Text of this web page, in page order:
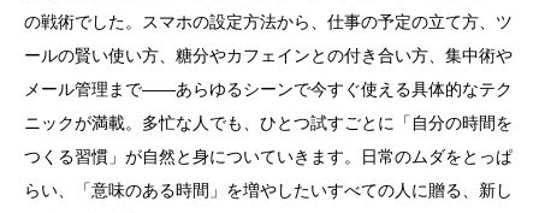
の戦術でした。スマホの設定方法から、仕事の予定の立て方、ツ
ールの賢い使い方、糖分やカフェインとの付き合い方、集中術や
メール管理まで――あらゆるシーンで今すぐ使える具体的なテク
ニックが満載。多忙な人でも、ひとつ試すごとに「自分の時間を
つくる習慣」が自然と身についていきます。日常のムダをとっぱ
らい、「意味のある時間」を増やしたいすべての人に贈る、新し